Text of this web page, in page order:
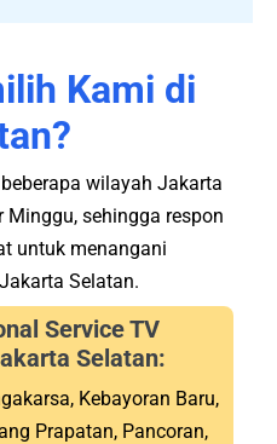
Kami di
wilayah Jakarta
sehingga respon
untuk menangani
Selatan.
Service TV
Selatan:
Kebayoran Baru,
Prapatan, Pancoran,